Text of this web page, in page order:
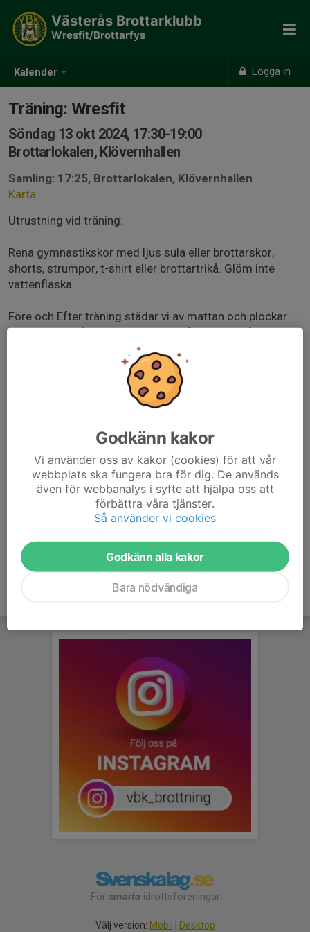
Kalender Logga in
Västerås Brottarklubb
Wresfit/Brottarfys
Träning: Wresfit
Söndag 13 okt 2024, 17:30-19:00
Brottarlokalen, Klövernhallen
Samling: 17:25, Brottarlokalen, Klövernhallen
Karta
Utrustning vid träning:
Rena gymnastikskor med ljus sula eller brottarskor,
shorts, strumpor, t-shirt eller brottartrikå. Glöm inte
vattenflaska.
Före och Efter träning städar vi av mattan och plockar
undan skräp efter oss. deltagare på träningen förväntas
Du ångrar aldrig en träning!
Svara på kallelse, ring eller skicka SMS och anmäl
intresse innan träning:
Alexander Markianos 0704-559739
Träningen genomförs då minst 3 deltagare är anmälda.
wresfit.simplero.com/
För smarta idrottsföreningar
Välj version: Mobil Desktop
Godkänn kakor
Vi använder oss av kakor (cookies) för att vår
webbplats ska fungera bra för dig. De används
även för webbanalys i syfte att hjälpa oss att
förbättra våra tjänster.
Så använder vi cookies
Godkänn alla kakor
Bara nödvändiga